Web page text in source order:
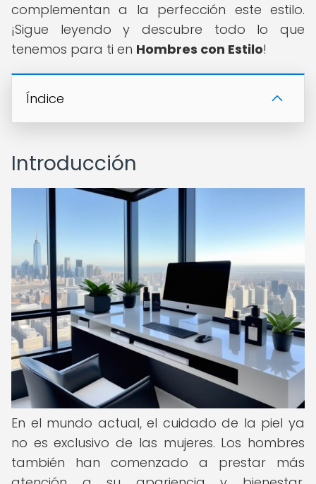
complementan a la perfección este estilo.
¡Sigue leyendo y descubre todo lo que
tenemos para ti en Hombres con Estilo!
Índice
Introducción
En el mundo actual, el cuidado de la piel ya
no es exclusivo de las mujeres. Los hombres
también han comenzado a prestar más